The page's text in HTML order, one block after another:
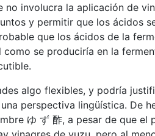
no involucra la aplicación de
y permitir que los ácidos
que los ácidos de la
se produciría en la
algo flexibles, y podría
perspectiva lingüística. De
ゆ ず 酢, a pesar de que